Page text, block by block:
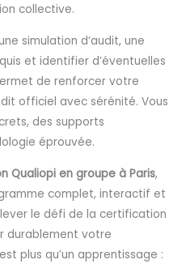
collective.
simulation d’audit, une
et identifier d’éventuelles
de renforcer votre
officiel avec sérénité. Vous
des supports
éprouvée.
Qualiopi en groupe à Paris,
complet, interactif et
le défi de la certification
durablement votre
plus qu’un apprentissage :